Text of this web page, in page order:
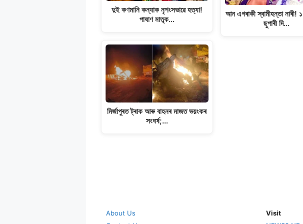
দুই কণমানি কন্যাক নৃশংসভাৱে হত্যা!
পাষাণ মাতৃক…
মিৰ্জাপুৰত ট্ৰাক আৰু বাহনৰ মাজত ভয়ংকৰ
সংঘৰ্ষ;…
আন এগৰাকী স্বামীহন্তা নাৰী!
ছুপাৰী দি…
About Us
Visit